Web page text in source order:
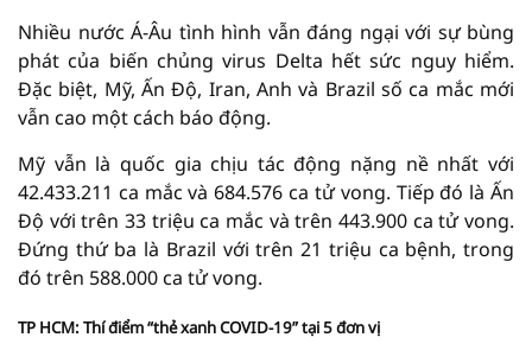
Nhiều nước Á-Âu tình hình vẫn đáng ngại với sự bùng
phát của biến chủng virus Delta hết sức nguy hiểm.
Đặc biệt, Mỹ, Ấn Độ, Iran, Anh và Brazil số ca mắc mới
vẫn cao một cách báo động.
Mỹ vẫn là quốc gia chịu tác động nặng nề nhất với
42.433.211 ca mắc và 684.576 ca tử vong. Tiếp đó là Ấn
Độ với trên 33 triệu ca mắc và trên 443.900 ca tử vong.
Đứng thứ ba là Brazil với trên 21 triệu ca bệnh, trong
đó trên 588.000 ca tử vong.
TP HCM: Thí điểm “thẻ xanh COVID-19” tại 5 đơn vị